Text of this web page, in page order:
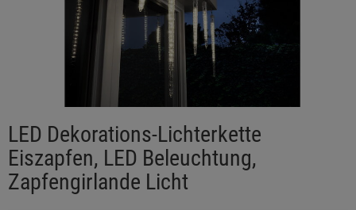
LED Dekorations-Lichterkette
Eiszapfen, LED Beleuchtung,
Zapfengirlande Licht